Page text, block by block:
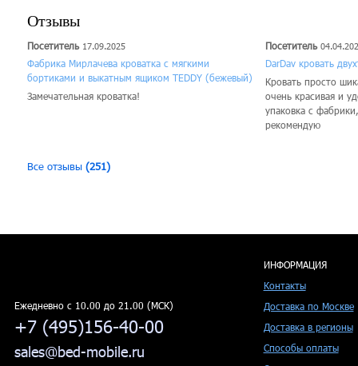
Отзывы
Посетитель 17.09.2025
Фабрика Мирлачева кроватка с мягкими
бортиками и выкатным ящиком TEDDY (бежевый)
Замечательная кроватка!
Посетитель
DarDav кровать
Кровать просто
очень красивая и
упаковка с
рекомендую
Все отзывы (251)
Ежедневно c 10.00 до 21.00 (МСК)
+7 (495)156-40-00
sales@bed-mobile.ru
ИНФОРМАЦИЯ
Контакты
Доставка по Москве
Доставка в регионы
Способы оплаты